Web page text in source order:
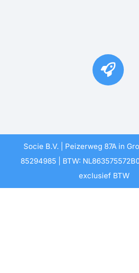
Socie B.V. | Peizerweg 87A in
85294985 | BTW:
exclusief BTW